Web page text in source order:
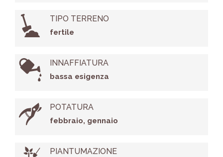
TIPO TERRENO
fertile
INNAFFIATURA
bassa esigenza
POTATURA
febbraio, gennaio
PIANTUMAZIONE